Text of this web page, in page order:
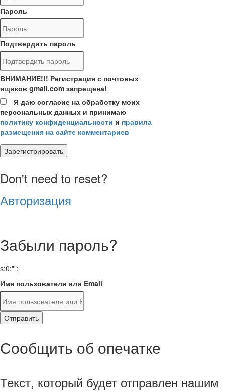
Пароль
Подтвердить пароль
ВНИМАНИЕ!!! Регистрация с почтовых
ящиков gmail.com запрещена!
Я даю согласие на обработку моих
персональных данных и принимаю
политику конфиденциальности и правила
размещения на сайте комментариев
Зарегистрировать
Don't need to reset?
Авторизация
Забыли пароль?
s:0:"";
Имя пользователя или Email
Отправить
Сообщить об опечатке
Текст, который будет отправлен нашим